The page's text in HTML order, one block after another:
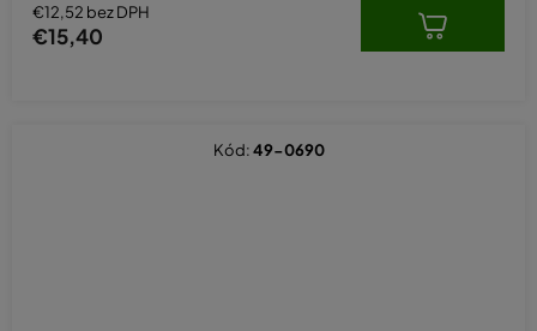
€12,52 bez DPH
€15,40
Kód:49-0690